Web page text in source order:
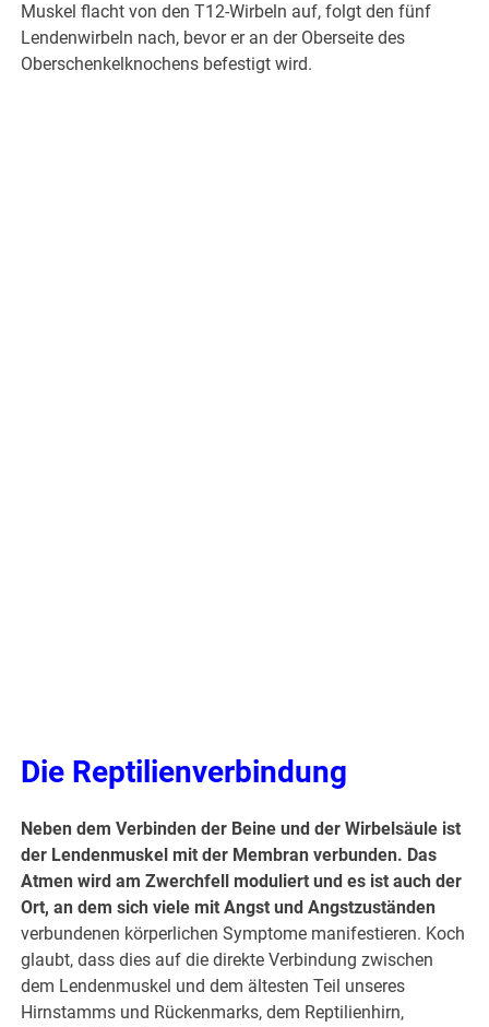
Muskel flacht von den T12-Wirbeln auf, folgt den fünf
Lendenwirbeln nach, bevor er an der Oberseite des
Oberschenkelknochens befestigt wird.
Die Reptilienverbindung
Neben dem Verbinden der Beine und der Wirbelsäule ist
der Lendenmuskel mit der Membran verbunden. Das
Atmen wird am Zwerchfell moduliert und es ist auch der
Ort, an dem sich viele mit Angst und Angstzuständen
verbundenen körperlichen Symptome manifestieren. Koch
glaubt, dass dies auf die direkte Verbindung zwischen
dem Lendenmuskel und dem ältesten Teil unseres
Hirnstamms und Rückenmarks, dem Reptilienhirn,